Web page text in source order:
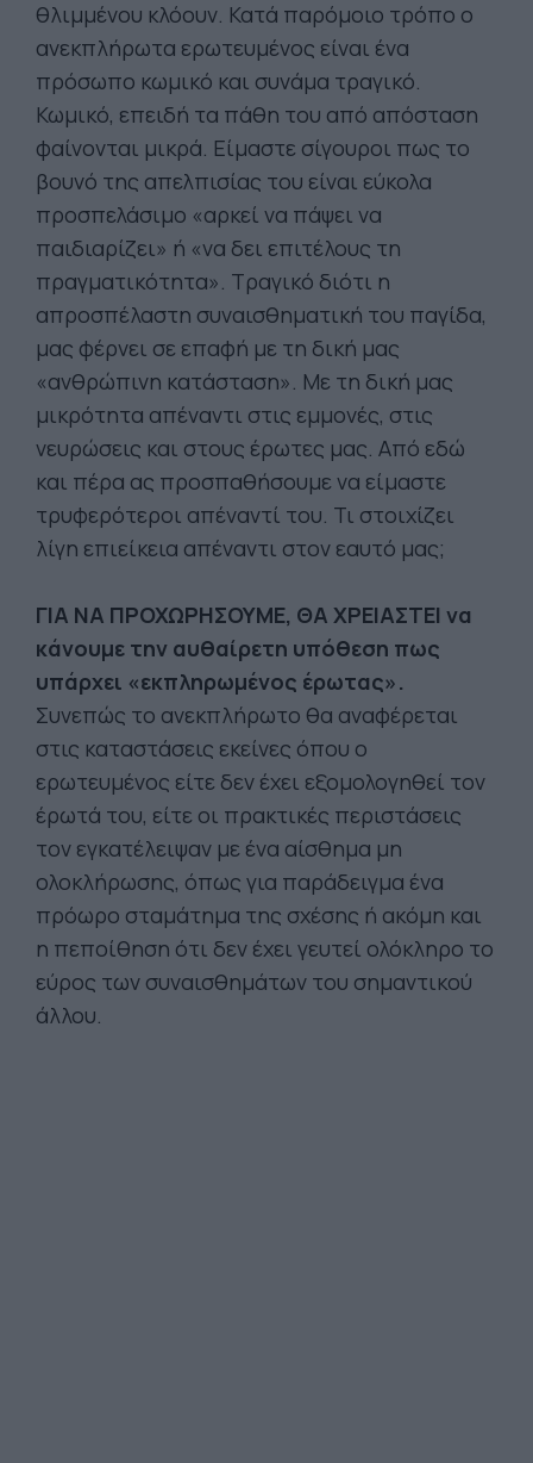
θλιμμένου κλόουν. Κατά παρόμοιο τρόπο ο
ανεκπλήρωτα ερωτευμένος είναι ένα
πρόσωπο κωμικό και συνάμα τραγικό.
Κωμικό, επειδή τα πάθη του από απόσταση
φαίνονται μικρά. Είμαστε σίγουροι πως το
βουνό της απελπισίας του είναι εύκολα
προσπελάσιμο «αρκεί να πάψει να
παιδιαρίζει» ή «να δει επιτέλους τη
πραγματικότητα». Τραγικό διότι η
απροσπέλαστη συναισθηματική του παγίδα,
μας φέρνει σε επαφή με τη δική μας
«ανθρώπινη κατάσταση». Με τη δική μας
μικρότητα απέναντι στις εμμονές, στις
νευρώσεις και στους έρωτες μας. Από εδώ
και πέρα ας προσπαθήσουμε να είμαστε
τρυφερότεροι απέναντί του. Τι στοιχίζει
λίγη επιείκεια απέναντι στον εαυτό μας;
ΓΙΑ ΝΑ ΠΡΟΧΩΡΗΣΟΥΜΕ, ΘΑ ΧΡΕΙΑΣΤΕΙ να
κάνουμε την αυθαίρετη υπόθεση πως
υπάρχει «εκπληρωμένος έρωτας».
Συνεπώς το ανεκπλήρωτο θα αναφέρεται
στις καταστάσεις εκείνες όπου ο
ερωτευμένος είτε δεν έχει εξομολογηθεί τον
έρωτά του, είτε οι πρακτικές περιστάσεις
τον εγκατέλειψαν με ένα αίσθημα μη
ολοκλήρωσης, όπως για παράδειγμα ένα
πρόωρο σταμάτημα της σχέσης ή ακόμη και
η πεποίθηση ότι δεν έχει γευτεί ολόκληρο το
εύρος των συναισθημάτων του σημαντικού
άλλου.